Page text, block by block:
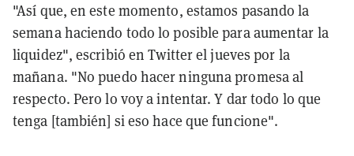
"Así que, en este momento, estamos pasando la
semana haciendo todo lo posible para aumentar la
liquidez", escribió en Twitter el jueves por la
mañana. "No puedo hacer ninguna promesa al
respecto. Pero lo voy a intentar. Y dar todo lo que
tenga [también] si eso hace que funcione".